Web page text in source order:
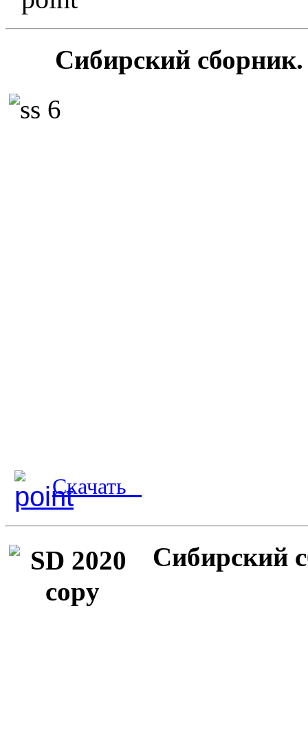
Сибирский
Скачать
Сибирский